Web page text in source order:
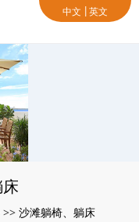
中文 英文
>> 沙滩躺椅、躺床